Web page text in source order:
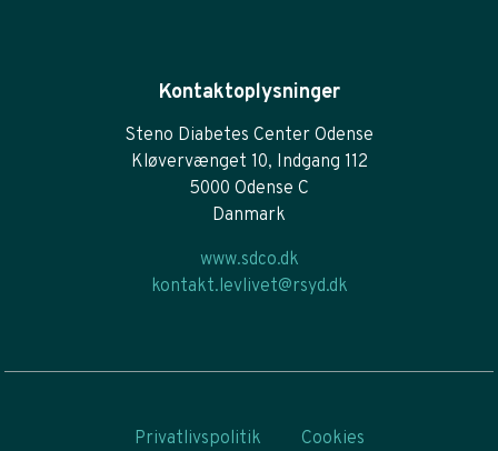
Kontaktoplysninger
Steno Diabetes Center Odense
Kløvervænget 10, Indgang 112
5000 Odense C
Danmark
www.sdco.dk
kontakt.levlivet@rsyd.dk
Privatlivspolitik Cookies